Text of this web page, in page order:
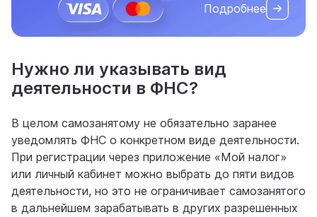
Подробнее
Нужно ли указывать вид
деятельности в ФНС?
В целом самозанятому не обязательно заранее
уведомлять ФНС о конкретном виде деятельности.
При регистрации через приложение «Мой налог»
или личный кабинет можно выбрать до пяти видов
деятельности, но это не ограничивает самозанятого
в дальнейшем зарабатывать в других разрешенных